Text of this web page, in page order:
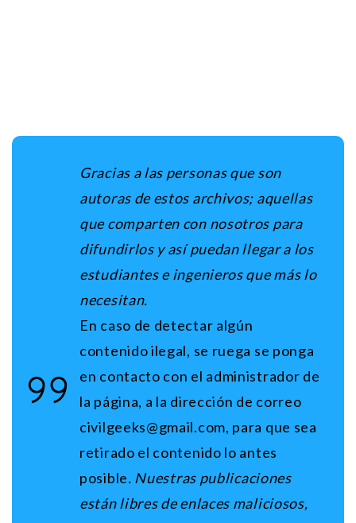
Gracias a las personas que son
autoras de estos archivos; aquellas
que comparten con nosotros para
difundirlos y así puedan llegar a los
estudiantes e ingenieros que más lo
necesitan.
En caso de detectar algún
contenido ilegal, se ruega se ponga
en contacto con el administrador de
la página, a la dirección de correo
civilgeeks@gmail.com, para que sea
retirado el contenido lo antes
posible. Nuestras publicaciones
están libres de enlaces maliciosos,